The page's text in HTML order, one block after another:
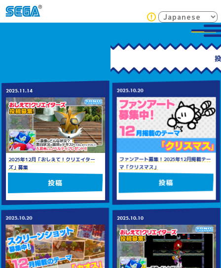
2025.11.14
2025年12月「おしえて！クリエイター
ズ」募集
投稿
2025.10.20
ファンアート募集！2025年12月掲載テー
マ「クリスマス」
投稿
2025.10.20 2025.10.10